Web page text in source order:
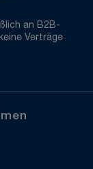
an B2B-
Verträge